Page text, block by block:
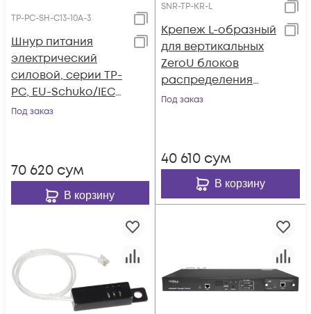
TP-PC-SH-С13-10A-3
Шнур питания
электрический
силовой, серии TP-
PC, EU-Schuko/IEC
60320 С13 прямой,
Под заказ
70 620 сум
В корзину
SNR-TP-KR-L
Крепеж L-образный
для вертикальных
ZeroU блоков
распределения
питания
Под заказ
40 610 сум
В корзину